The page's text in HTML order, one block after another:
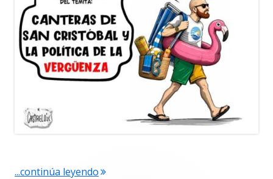
...continúa leyendo"La viñeta de Alberto Castrelo. Se